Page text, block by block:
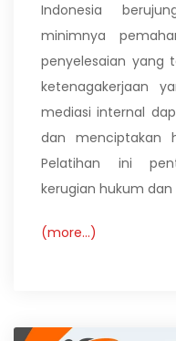
Indonesia
minimnya
penyelesaian yang
ketenagakerjaan
mediasi internal
dan menciptakan
Pelatihan ini
kerugian hukum
(more…)